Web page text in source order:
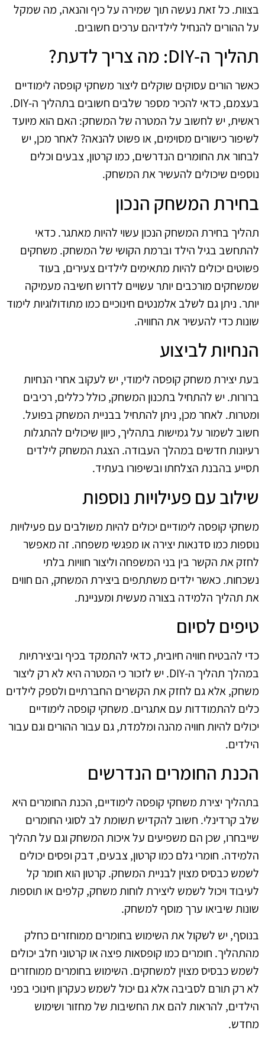
בצוות. כל זאת נעשה תוך שמירה על כיף והנאה, מה שמקל
על ההורים להנחיל לילדיהם ערכים חשובים.
תהליך ה-DIY: מה צריך לדעת?
כאשר הורים עסוקים שוקלים ליצור משחקי קופסה לימודיים
בעצמם, כדאי להכיר מספר שלבים חשובים בתהליך ה-DIY.
ראשית, יש לחשוב על המטרה של המשחק: האם הוא מיועד
לשיפור כישורים מסוימים, או פשוט להנאה? לאחר מכן, יש
לבחור את החומרים הנדרשים, כמו קרטון, צבעים וכלים
נוספים שיכולים להעשיר את המשחק.
בחירת המשחק הנכון
תהליך בחירת המשחק הנכון עשוי להיות מאתגר. כדאי
להתחשב בגיל הילד וברמת הקושי של המשחק. משחקים
פשוטים יכולים להיות מתאימים לילדים צעירים, בעוד
שמשחקים מורכבים יותר עשויים לדרוש חשיבה מעמיקה
יותר. ניתן גם לשלב אלמנטים חינוכיים כמו מתודולוגיות לימוד
שונות כדי להעשיר את החוויה.
הנחיות לביצוע
בעת יצירת משחק קופסה לימודי, יש לעקוב אחרי הנחיות
ברורות. יש להתחיל בתכנון המשחק, כולל כללים, רכיבים
ומטרות. לאחר מכן, ניתן להתחיל בבניית המשחק בפועל.
חשוב לשמור על גמישות בתהליך, כיוון שיכולים להתגלות
רעיונות חדשים במהלך העבודה. הצגת המשחק לילדים
תסייע בהבנת הצלחתו ובשיפורו בעתיד.
שילוב עם פעילויות נוספות
משחקי קופסה לימודיים יכולים להיות משולבים עם פעילויות
נוספות כמו סדנאות יצירה או מפגשי משפחה. זה מאפשר
לחזק את הקשר בין בני המשפחה וליצור חוויות בלתי
נשכחות. כאשר ילדים משתתפים ביצירת המשחק, הם חווים
את תהליך הלמידה בצורה מעשית ומעניינת.
טיפים לסיום
כדי להבטיח חוויה חיובית, כדאי להתמקד בכיף וביצירתיות
במהלך תהליך ה-DIY. יש לזכור כי המטרה היא לא רק ליצור
משחק, אלא גם לחזק את הקשרים החברתיים ולספק לילדים
כלים להתמודדות עם אתגרים. משחקי קופסה לימודיים
יכולים להיות חוויה מהנה ומלמדת, גם עבור ההורים וגם עבור
הילדים.
הכנת החומרים הנדרשים
בתהליך יצירת משחקי קופסה לימודיים, הכנת החומרים היא
שלב קרדינלי. חשוב להקדיש תשומת לב לסוגי החומרים
שייבחרו, שכן הם משפיעים על איכות המשחק וגם על תהליך
הלמידה. חומרי גלם כמו קרטון, צבעים, דבק ופסים יכולים
לשמש כבסיס מצוין לבניית המשחק. קרטון הוא חומר קל
לעיבוד ויכול לשמש ליצירת לוחות משחק, קלפים או תוספות
שונות שיביאו ערך מוסף למשחק.
בנוסף, יש לשקול את השימוש בחומרים ממוחזרים כחלק
מהתהליך. חומרים כמו קופסאות פיצה או קרטוני חלב יכולים
לשמש כבסיס מצוין למשחקים. השימוש בחומרים ממוחזרים
לא רק תורם לסביבה אלא גם יכול לשמש כעקרון חינוכי בפני
הילדים, להראות להם את החשיבות של מחזור ושימוש
מחדש.